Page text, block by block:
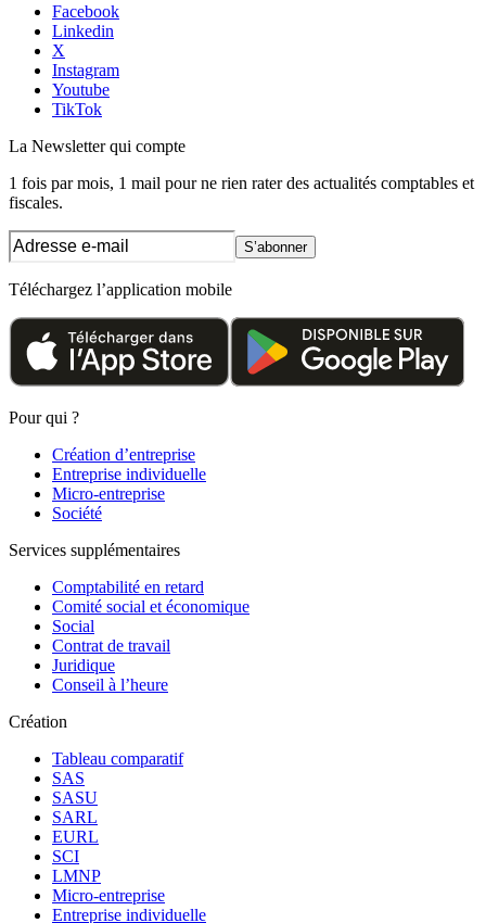
Facebook
Linkedin
X
Instagram
Youtube
TikTok
La Newsletterqui compte
1 fois par mois, 1 mail pour ne rien rater des actualités comptables et
fiscales.
S’abonner
Téléchargez l’application mobile
Pour qui ?
Création d’entreprise
Entreprise individuelle
Micro-entreprise
Société
Services supplémentaires
Comptabilité en retard
Comité social et économique
Social
Contrat de travail
Juridique
Conseil à l’heure
Création
Tableau comparatif
SAS
SASU
SARL
EURL
SCI
LMNP
Micro-entreprise
Entreprise individuelle